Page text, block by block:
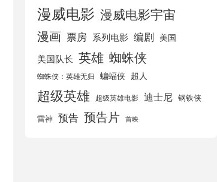
漫威电影 漫威电影宇宙
漫画 票房 系列电影 编剧 美国
美国队长 英雄 蜘蛛侠
蜘蛛侠：英雄无归 蝙蝠侠 超人
超级英雄 超级英雄电影 迪士尼 钢铁侠
雷神 预告 预告片 首映